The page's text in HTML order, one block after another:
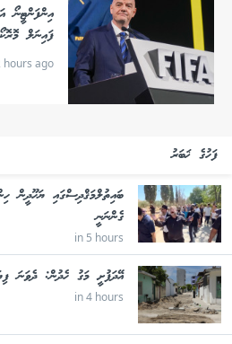
އިންފަންޓީނޯ
ފައިނަލް
hours ago
ފަހުގެ ޚަބަރު
ބައިތުލްމަޤްދިސްގައި ޔަހޫދީން
ގެންނަނީ
in 5 hours
އޭދަފުށީ މަގު ހެދުން: ދެވަނަ
in 4 hours